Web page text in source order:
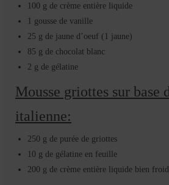
100 g de crème entière liquide
1 gousse de vanille
25 g de jaune d’oeuf (1 jaune)
85 g de chocolat blanc
2 g de gélatine
Mousse griottes sur base
italienne:
250 g de purée de griottes
10 g de gélatine en feuille
200 g de crème entière liquide bien